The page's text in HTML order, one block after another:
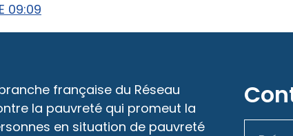
09:09
française du Réseau
la pauvreté qui promeut la
en situation de pauvreté